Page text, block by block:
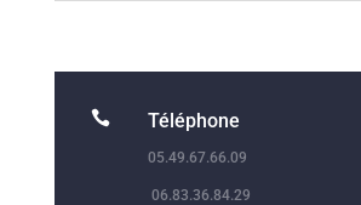
 Téléphone
05.49.67.66.09
06.83.36.84.29